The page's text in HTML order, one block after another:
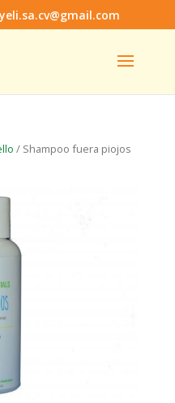
/ Shampoo fuera piojos